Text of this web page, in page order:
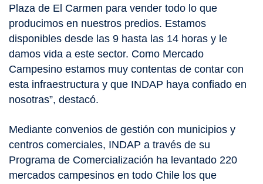
Plaza de El Carmen para vender todo lo que
producimos en nuestros predios. Estamos
disponibles desde las 9 hasta las 14 horas y le
damos vida a este sector. Como Mercado
Campesino estamos muy contentas de contar con
esta infraestructura y que INDAP haya confiado en
nosotras”, destacó.
Mediante convenios de gestión con municipios y
centros comerciales, INDAP a través de su
Programa de Comercialización ha levantado 220
mercados campesinos en todo Chile los que